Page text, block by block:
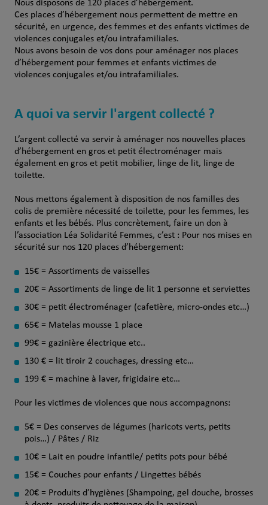
Nous disposons de 120 places d’hébergement.
Ces places d’hébergement nous permettent de mettre en
sécurité, en urgence, des femmes et des enfants victimes de
violences conjugales et/ou intrafamiliales.
Nous avons besoin de vos dons pour aménager nos places
d’hébergement pour femmes et enfants victimes de
violences conjugales et/ou intrafamiliales.
A quoi va servir l'argent collecté ?
L’argent collecté va servir à aménager nos nouvelles places
d’hébergement en gros et petit électroménager mais
également en gros et petit mobilier, linge de lit, linge de
toilette.
Nous mettons également à disposition de nos familles des
colis de première nécessité de toilette, pour les femmes, les
enfants et les bébés. Plus concrètement, faire un don à
l’association Léa Solidarité Femmes, c’est : Pour nos mises en
sécurité sur nos 120 places d’hébergement:
15€ = Assortiments de vaisselles
20€ = Assortiments de linge de lit 1 personne et serviettes
30€ = petit électroménager (cafetière, micro-ondes etc…)
65€ = Matelas mousse 1 place
99€ = gazinière électrique etc..
130 € = lit tiroir 2 couchages, dressing etc…
199 € = machine à laver, frigidaire etc…
Pour les victimes de violences que nous accompagnons:
5€ = Des conserves de légumes (haricots verts, petits
pois…) / Pâtes / Riz
10€ = Lait en poudre infantile/ petits pots pour bébé
15€ = Couches pour enfants / Lingettes bébés
20€ = Produits d’hygiènes (Shampoing, gel douche, brosses